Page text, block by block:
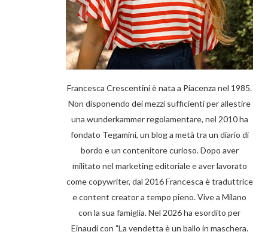
Francesca Crescentini è nata a Piacenza nel 1985.
Non disponendo dei mezzi sufficienti per allestire
una wunderkammer regolamentare, nel 2010 ha
fondato Tegamini, un blog a metà tra un diario di
bordo e un contenitore curioso. Dopo aver
militato nel marketing editoriale e aver lavorato
come copywriter, dal 2016 Francesca è traduttrice
e content creator a tempo pieno. Vive a Milano
con la sua famiglia. Nel 2026 ha esordito per
Einaudi con "La vendetta è un ballo in maschera.